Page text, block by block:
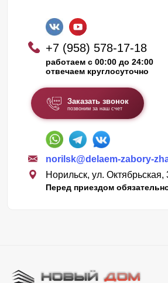
+7 (958) 578-17-18
работаем с 00:00 до 24:00
отвечаем круглосуточно
Заказать звонок
позвоним за наш счет
norilsk@delaem-zabory-
Норильск, ул. Октябрьская,
Перед приездом